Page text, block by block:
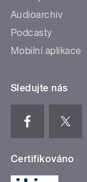
Audioarchiv
Podcasty
Mobilní aplikace
Sledujte nás
Certifikováno